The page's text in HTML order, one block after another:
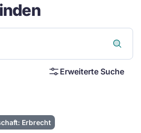
Erbrecht
Erweiterte Suche
Erbrecht